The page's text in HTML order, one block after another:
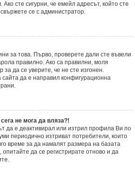
Ако сте сигурни, че емейл адресът, който сте
се с администратор.
за това. Първо, проверете дали сте въвели
правилно. Ако са правилни, моля
за да се уверите, че не сте изгонен.
да е направил конфигурационна
не мога да вляза?!
да е деактивирал или изтрил профила Ви по
периодично изтриват потребители, които
време за да намалят размера на базата
опитайте да се регистрирате отново и да